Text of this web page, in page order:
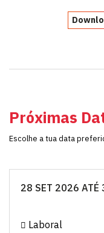
Próximas
Escolhe a tua data
28 SET 2026 ATÉ
Laboral